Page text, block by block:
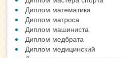
Диплом математика
Диплом матроса
Диплом машиниста
Диплом медбрата
Диплом медицинский